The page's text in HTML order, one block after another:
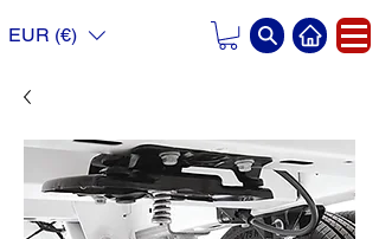
EUR (€)